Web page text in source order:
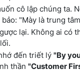
cô lập chúng ta.
"Mày là trung
lại. Không ai có
đến triết lý "By
thần "Customer